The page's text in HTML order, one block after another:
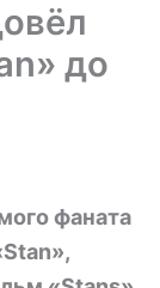
до
фаната